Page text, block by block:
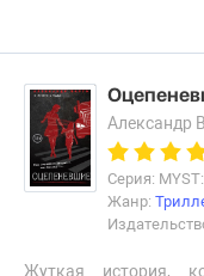
Александр
Серия:
Жанр:
Жуткая история,